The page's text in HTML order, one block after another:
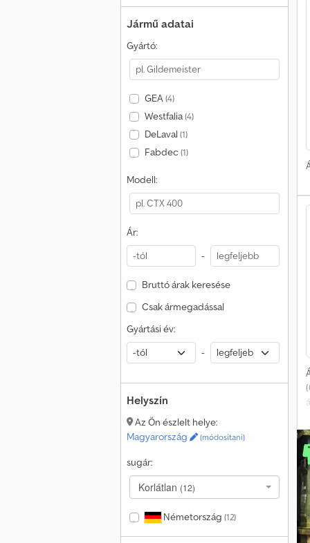
Jármű adatai
Gyártó:
GEA(4)
Westfalia(4)
DeLaval (1)
Fabdec (1)
Modell:
Ár:
-
Bruttó árak keresése
Csak ármegadással
Gyártási év:
-
Helyszín
Az Ön észlelt helye:
Magyarország
(módosítani)
sugár:
Korlátlan (12)
Németország (12)